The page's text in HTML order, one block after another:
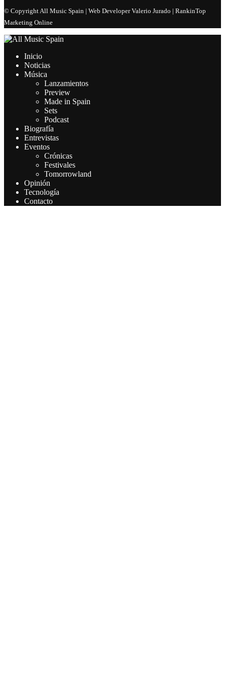
© Copyright All Music Spain | Web Developer Valerio Jurado | RankinTop
Marketing Online
Inicio
Noticias
Música
Lanzamientos
Preview
Made in Spain
Sets
Podcast
Biografía
Entrevistas
Eventos
Crónicas
Festivales
Tomorrowland
Opinión
Tecnología
Contacto